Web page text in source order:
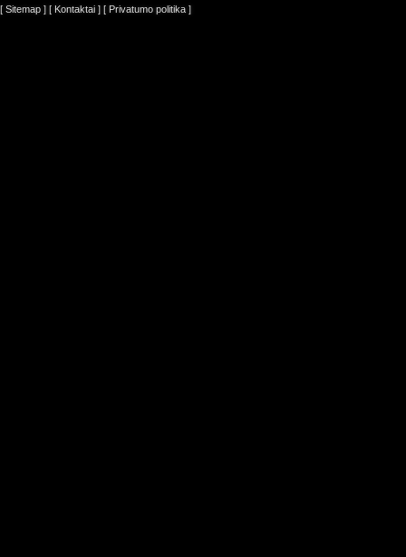
[ Sitemap ] [ Kontaktai ] [ Privatumo politika ]